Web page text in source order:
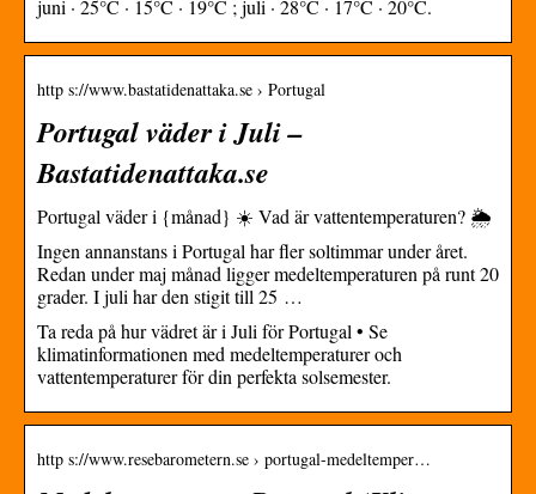
juni · 25°C · 15°C · 19°C ; juli · 28°C · 17°C · 20°C.
http s://www.bastatidenattaka.se › Portugal
Portugal väder i Juli –
Bastatidenattaka.se
Portugal väder i {månad} ☀️ Vad är vattentemperaturen? 🌦️
Ingen annanstans i Portugal har fler soltimmar under året.
Redan under maj månad ligger medeltemperaturen på runt 20
grader. I juli har den stigit till 25 …
Ta reda på hur vädret är i Juli för Portugal • Se
klimatinformationen med medeltemperaturer och
vattentemperaturer för din perfekta solsemester.
http s://www.resebarometern.se › portugal-medeltemper…